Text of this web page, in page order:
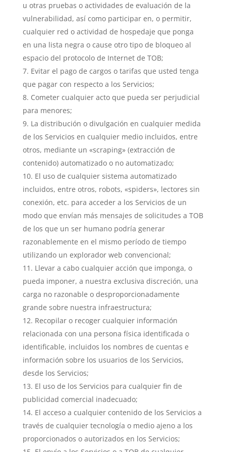
u otras pruebas o actividades de evaluación de la
vulnerabilidad, así como participar en, o permitir,
cualquier red o actividad de hospedaje que ponga
en una lista negra o cause otro tipo de bloqueo al
espacio del protocolo de Internet de TOB;
Evitar el pago de cargos o tarifas que usted tenga
que pagar con respecto a los Servicios;
Cometer cualquier acto que pueda ser perjudicial
para menores;
La distribución o divulgación en cualquier medida
de los Servicios en cualquier medio incluidos, entre
otros, mediante un «scraping» (extracción de
contenido) automatizado o no automatizado;
El uso de cualquier sistema automatizado
incluidos, entre otros, robots, «spiders», lectores sin
conexión, etc. para acceder a los Servicios de un
modo que envían más mensajes de solicitudes a TOB
de los que un ser humano podría generar
razonablemente en el mismo período de tiempo
utilizando un explorador web convencional;
Llevar a cabo cualquier acción que imponga, o
pueda imponer, a nuestra exclusiva discreción, una
carga no razonable o desproporcionadamente
grande sobre nuestra infraestructura;
Recopilar o recoger cualquier información
relacionada con una persona física identificada o
identificable, incluidos los nombres de cuentas e
información sobre los usuarios de los Servicios,
desde los Servicios;
El uso de los Servicios para cualquier fin de
publicidad comercial inadecuado;
El acceso a cualquier contenido de los Servicios a
través de cualquier tecnología o medio ajeno a los
proporcionados o autorizados en los Servicios;